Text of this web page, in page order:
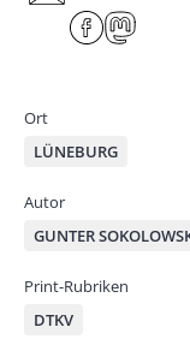
F
Ort
LÜNEBURG
Autor
GUNTER
Print-Rubriken
DTKV